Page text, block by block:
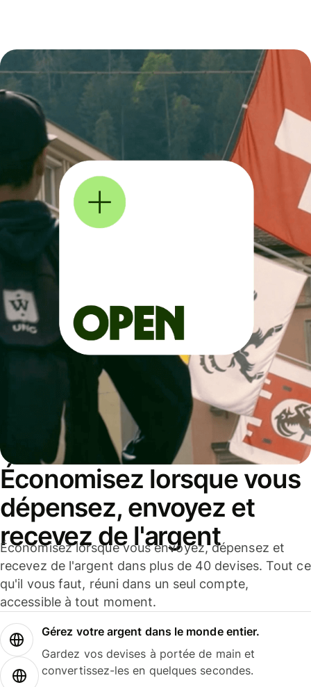
Économisez lorsque vous
dépensez, envoyez et
recevez de l'argent
Économisez lorsque vous envoyez, dépensez et
recevez de l'argent dans plus de 40 devises. Tout ce
qu'il vous faut, réuni dans un seul compte,
accessible à tout moment.
Gérez votre argent dans le monde entier.
Gardez vos devises à portée de main et
convertissez-les en quelques secondes.